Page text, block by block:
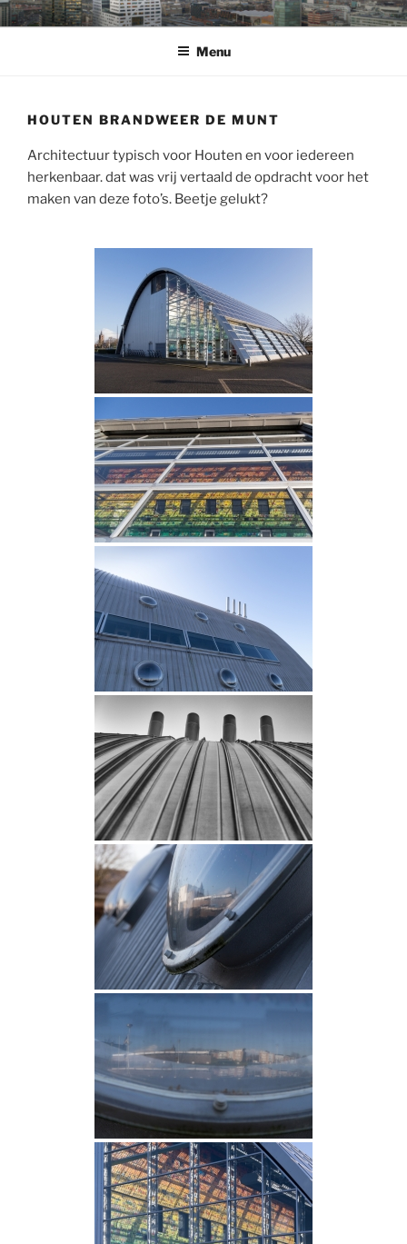
Ga
naarWELKOM
op de fotowebsite van Bart Sanders
Menu
HOUTEN BRANDWEER DE MUNT
Architectuur typisch voor Houten en voor iedereen
herkenbaar. dat was vrij vertaald de opdracht voor het
maken van deze foto’s. Beetje gelukt?